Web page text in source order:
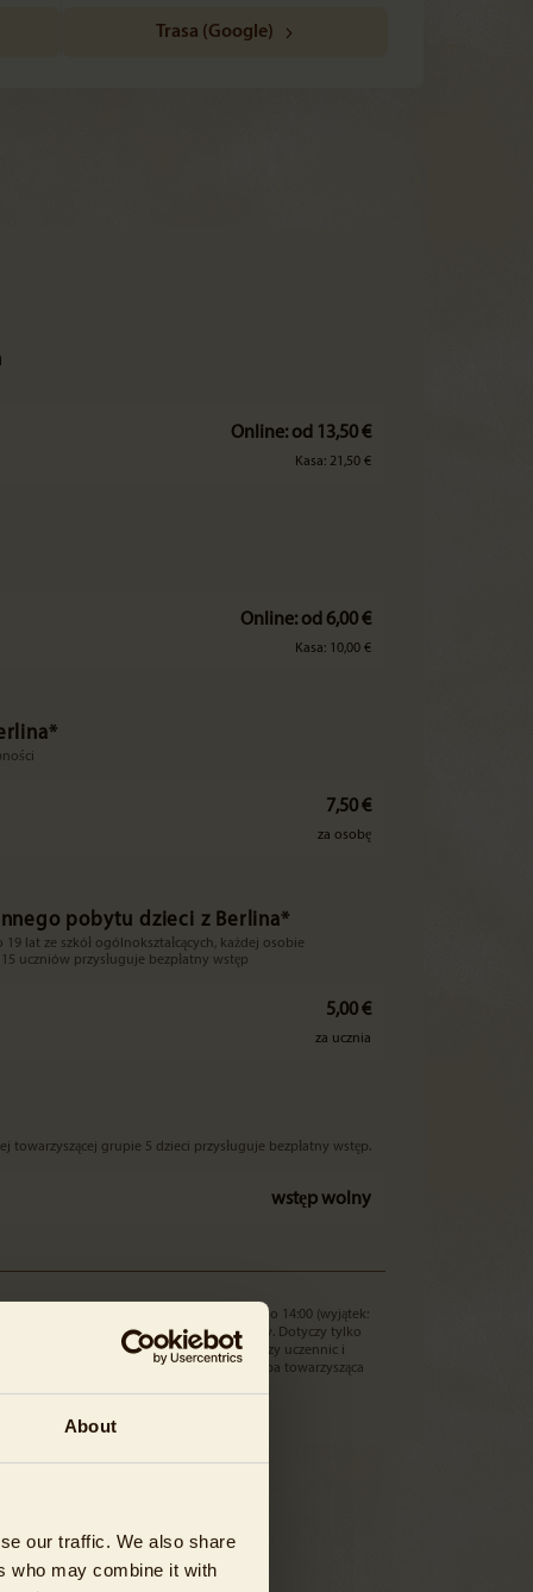
About
our traffic. We also share
who may combine it with
Trasa (Google)
Online: od 13,50 €
Kasa: 21,50 €
Online: od 6,00 €
Kasa: 10,00 €
7,50 €
za osobę
pobytu dzieci z Berlina*
lat ze szkół ogólnokształcących, każdej osobie
uczniów przysługuje bezpłatny wstęp
5,00 €
za ucznia
towarzyszącej grupie 5 dzieci przysługuje bezpłatny wstęp.
wstęp wolny
pracy. Obowiązuje w dni robocze od 9:00 do 14:00 (wyjątek:
zaświadczenia o uczęszczaniu do szkoły. Dotyczy tylko
ze szkół ogólnokształcących – nie dotyczy uczennic i
szkół językowych itd.). Każda osoba towarzysząca